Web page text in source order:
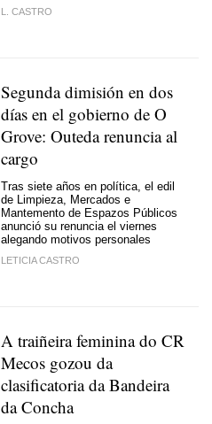
L. CASTRO
Segunda dimisión en dos
días en el gobierno de O
Grove: Outeda renuncia al
cargo
Tras siete años en política, el edil
de Limpieza, Mercados e
Mantemento de Espazos Públicos
anunció su renuncia el viernes
alegando motivos personales
LETICIA CASTRO
A traiñeira feminina do CR
Mecos gozou da
clasificatoria da Bandeira
da Concha